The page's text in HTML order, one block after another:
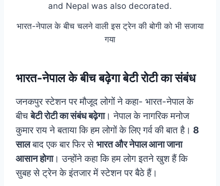
भारत-नेपाल के बीच चलने वाली इस ट्रेन की बोगी को भी सजाया
गया
भारत-नेपाल के बीच बढ़ेगा बेटी रोटी का संबंध
जनकपुर स्टेशन पर मौजूद लोगों ने कहा- भारत-नेपाल के
बीचबेटी रोटी का संबंध बढ़ेगा। नेपाल के नागरिक मनोज
कुमार राय ने बताया कि हम लोगों के लिए गर्व की बात है। 8
सालबाद एक बार फिर से भारत और नेपाल आना जाना
आसान होगा। उन्होंने कहा कि हम लोग इतने खुश हैं कि
सुबह से ट्रेन के इंतजार में स्टेशन पर बैठे हैं।